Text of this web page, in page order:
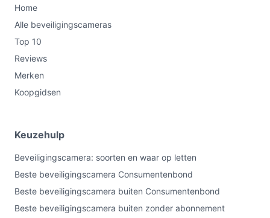
Home
Alle beveiligingscameras
Top 10
Reviews
Merken
Koopgidsen
Keuzehulp
Beveiligingscamera: soorten en waar op letten
Beste beveiligingscamera Consumentenbond
Beste beveiligingscamera buiten Consumentenbond
Beste beveiligingscamera buiten zonder abonnement